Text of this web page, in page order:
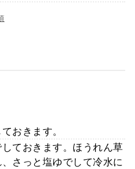
おきます。
ておきます。ほうれん草
さっと塩ゆでして冷水に